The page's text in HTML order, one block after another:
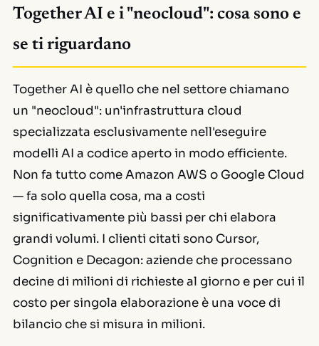
Together AI e i "neocloud": cosa sono e
se ti riguardano
Together AI è quello che nel settore chiamano
un "neocloud": un'infrastruttura cloud
specializzata esclusivamente nell'eseguire
modelli AI a codice aperto in modo efficiente.
Non fa tutto come Amazon AWS o Google Cloud
— fa solo quella cosa, ma a costi
significativamente più bassi per chi elabora
grandi volumi. I clienti citati sono Cursor,
Cognition e Decagon: aziende che processano
decine di milioni di richieste al giorno e per cui il
costo per singola elaborazione è una voce di
bilancio che si misura in milioni.